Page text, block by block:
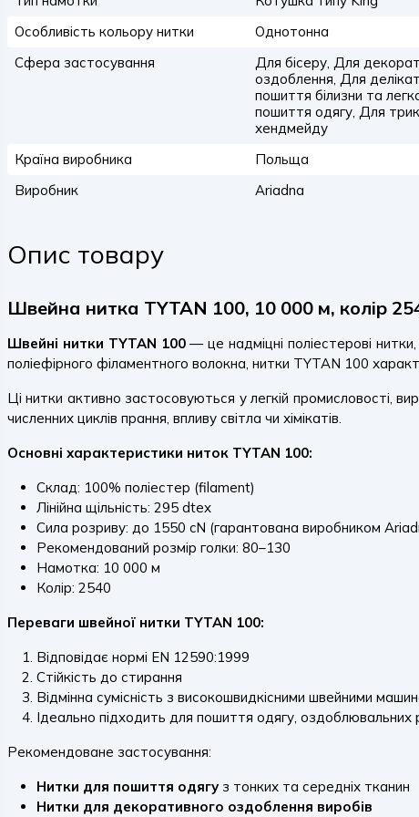
Особливість кольору нитки
Однотонна
Сфера застосування
Для бісеру, Для
оздоблення, Для
пошиття білизни та
пошиття одягу, Для
хендмейду
Країна виробника
Польща
Виробник
Ariadna
Опис товару
Швейна нитка TYTAN 100, 10 000 м, колір
Швейні нитки TYTAN 100— це надміцні поліестерові
поліефірного філаментного волокна, нитки TYTAN 100
Ці нитки активно застосовуються у легкій промисловості,
численних циклів прання, впливу світла чи хімікатів.
Основні характеристики ниток TYTAN 100:
Склад: 100% поліестер (filament)
Лінійна щільність: 295 dtex
Сила розриву: до 1550 cN (гарантована виробником
Рекомендований розмір голки: 80–130
Намотка: 10 000 м
Колір: 2540
Переваги швейної нитки TYTAN 100:
Відповідає нормі EN 12590:1999
Стійкість до стирання
Відмінна сумісність з високошвидкісними швейними
Ідеально підходить для пошиття одягу, оздоблювальних
Рекомендоване застосування:
Нитки для пошиття одягу з тонких та середніх тканин
Нитки для декоративного оздоблення виробів